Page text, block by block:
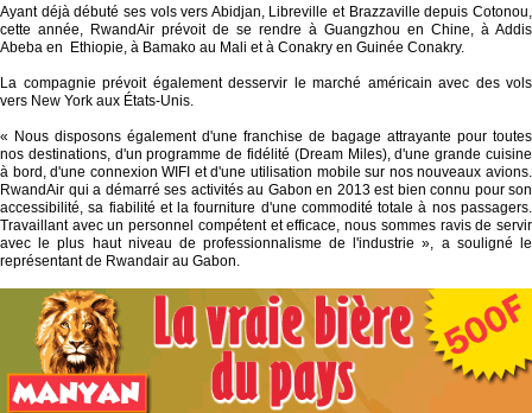
Ayant déjà débuté ses vols vers Abidjan, Libreville et Brazzaville depuis Cotonou,
cette année, RwandAir prévoit de se rendre à Guangzhou en Chine, à Addis
Abeba en Ethiopie, à Bamako au Mali et à Conakry en Guinée Conakry.
La compagnie prévoit également desservir le marché américain avec des vols
vers New York aux États-Unis.
« Nous disposons également d'une franchise de bagage attrayante pour toutes
nos destinations, d'un programme de fidélité (Dream Miles), d'une grande cuisine
à bord, d'une connexion WIFI et d'une utilisation mobile sur nos nouveaux avions.
RwandAir qui a démarré ses activités au Gabon en 2013 est bien connu pour son
accessibilité, sa fiabilité et la fourniture d'une commodité totale à nos passagers.
Travaillant avec un personnel compétent et efficace, nous sommes ravis de servir
avec le plus haut niveau de professionnalisme de l'industrie », a souligné le
représentant de Rwandair au Gabon.